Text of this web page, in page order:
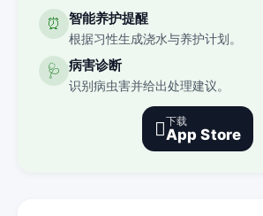
⏰ 智能养护提醒
根据习性生成浇水与养护计划。
🩺 病害诊断
识别病虫害并给出处理建议。
下载
App Store